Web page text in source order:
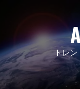
トレン